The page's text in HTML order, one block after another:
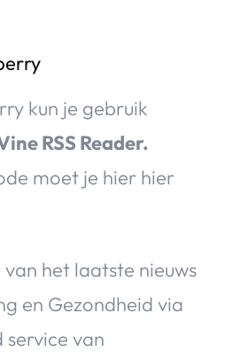
kun je gebruik
RSS Reader.
moet je hier hier
het laatste nieuws
en Gezondheid via
service van